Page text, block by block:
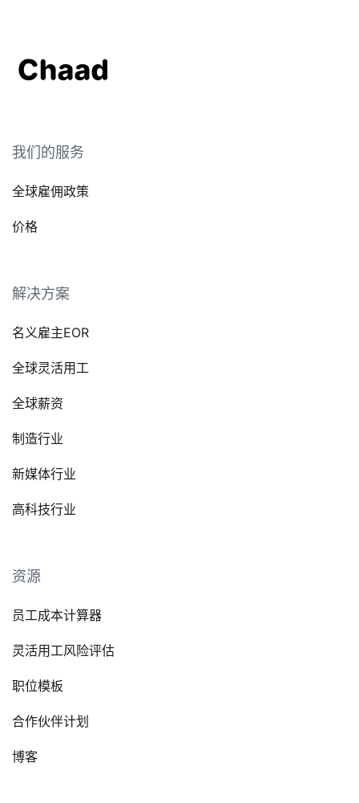
我们的服务
全球雇佣政策
价格
解决方案
名义雇主EOR
全球灵活用工
全球薪资
制造行业
新媒体行业
高科技行业
资源
员工成本计算器
灵活用工风险评估
职位模板
合作伙伴计划
博客